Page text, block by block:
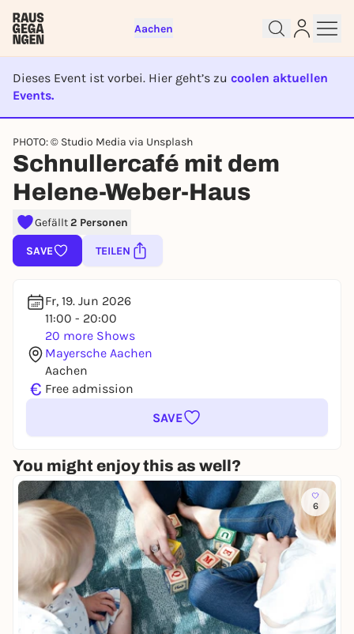
Aachen
Dieses Event ist vorbei. Hier geht’s zu coolen aktuellen
Events.
EVENT IST BEENDET
PHOTO: © Studio Media via Unsplash
Schnullercafé mit dem
Helene-Weber-Haus
Gefällt2 Personen
SAVE TEILEN
Fr, 19. Jun 2026
11:00 - 20:00
20 more Shows
Mayersche Aachen
Aachen
€ Free admission
SAVE
You might enjoy this as well?
6
Sign up for free and get started
right away
To like events, follow pages, or participate in
lotteries, you need a free Rausgegangen account.
REGISTER FOR FREE NOW
You already have an account?